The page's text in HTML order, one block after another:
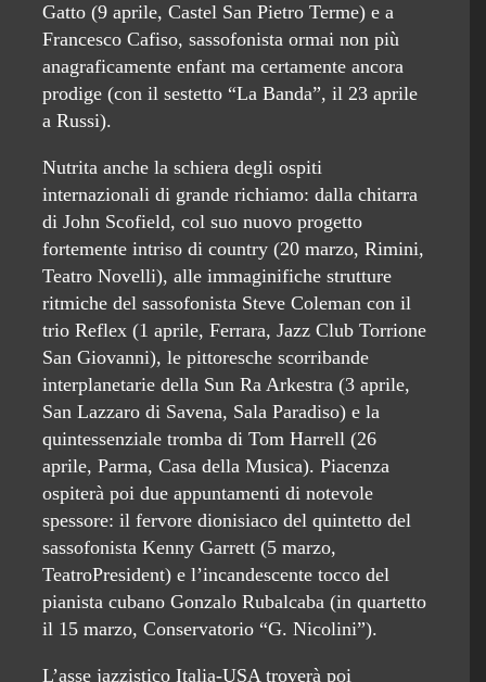
Gatto (9 aprile, Castel San Pietro Terme) e a
Francesco Cafiso, sassofonista ormai non più
anagraficamente enfant ma certamente ancora
prodige (con il sestetto “La Banda”, il 23 aprile
a Russi).
Nutrita anche la schiera degli ospiti
internazionali di grande richiamo: dalla chitarra
di John Scofield, col suo nuovo progetto
fortemente intriso di country (20 marzo, Rimini,
Teatro Novelli), alle immaginifiche strutture
ritmiche del sassofonista Steve Coleman con il
trio Reflex (1 aprile, Ferrara, Jazz Club Torrione
San Giovanni), le pittoresche scorribande
interplanetarie della Sun Ra Arkestra (3 aprile,
San Lazzaro di Savena, Sala Paradiso) e la
quintessenziale tromba di Tom Harrell (26
aprile, Parma, Casa della Musica). Piacenza
ospiterà poi due appuntamenti di notevole
spessore: il fervore dionisiaco del quintetto del
sassofonista Kenny Garrett (5 marzo,
TeatroPresident) e l’incandescente tocco del
pianista cubano Gonzalo Rubalcaba (in quartetto
il 15 marzo, Conservatorio “G. Nicolini”).
L’asse jazzistico Italia-USA troverà poi